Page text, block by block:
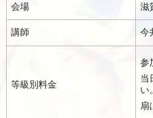
会場 滋
講師 今
等級別料金
参
当
い。
扇